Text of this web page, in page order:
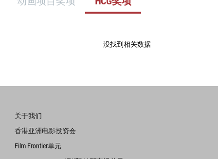
没找到相关数据
关于我们
香港亚洲电影投资会
Film Frontier单元